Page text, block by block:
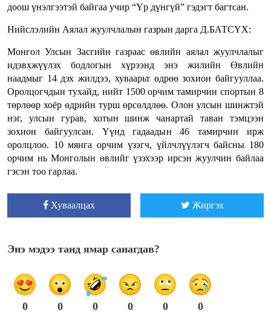
доош үнэлгээтэй байгаа учир “Үр дүнгүй” гэдэгт багтсан.
Нийслэлийн Аялал жуулчлалын газрын дарга Д.БАТСҮХ:
Монгол Улсын Засгийн газраас өвлийн аялал жуулчлалыг
идэвхжүүлэх бодлогын хүрээнд энэ жилийн Өвлийн
наадмыг 14 дэх жилдээ, хуваарьт өдрөө зохион байгууллаа.
Оролцогчдын тухайд, нийт 1500 орчим тамирчин спортын 8
төрлөөр хоёр өдрийн турш өрсөлдлөө. Олон улсын шинжтэй
нэг, улсын гурав, хотын шинж чанартай таван тэмцээн
зохион байгуулсан. Үүнд гадаадын 46 тамирчин ирж
оролцлоо. 10 мянга орчим үзэгч, үйлчлүүлэгч байсны 180
орчим нь Монголын өвлийг үзэхээр ирсэн жуулчин байлаа
гэсэн тоо гарлаа.
Хуваалцах Жиргэх
Энэ мэдээ танд ямар санагдав?
0 0 0 0 0 0